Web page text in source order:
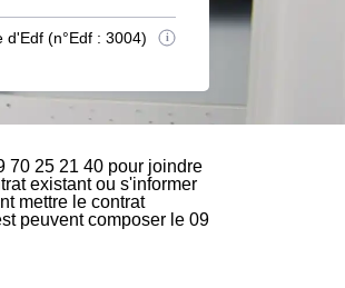
(n°Edf : 3004)
70 25 21 40 pour joindre
existant ou s'informer
mettre le contrat
peuvent composer le 09